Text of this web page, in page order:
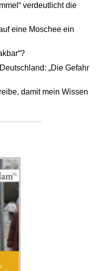
verdeutlicht die
eine Moschee ein
„Die Gefahr
damit mein Wissen